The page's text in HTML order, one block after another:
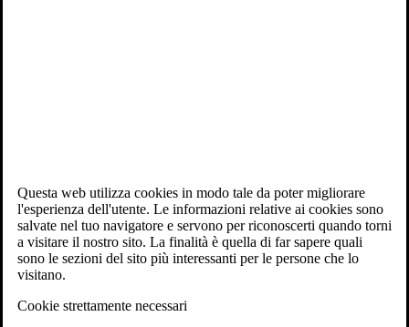
Questa web utilizza cookies in modo tale da poter migliorare
l'esperienza dell'utente. Le informazioni relative ai cookies sono
salvate nel tuo navigatore e servono per riconoscerti quando torni
a visitare il nostro sito. La finalità è quella di far sapere quali
sono le sezioni del sito più interessanti per le persone che lo
visitano.
Cookie strettamente necessari